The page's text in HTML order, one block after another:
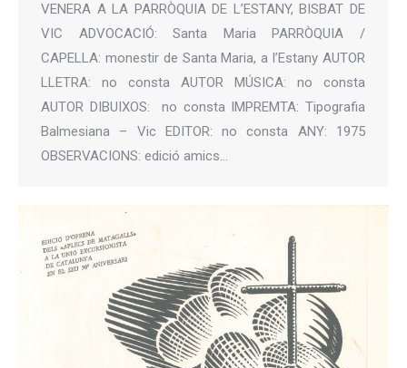
VENERA A LA PARRÒQUIA DE L’ESTANY, BISBAT DE
VIC ADVOCACIÓ: Santa Maria PARRÒQUIA /
CAPELLA: monestir de Santa Maria, a l’Estany AUTOR
LLETRA: no consta AUTOR MÚSICA: no consta
AUTOR DIBUIXOS: no consta IMPREMTA: Tipografia
Balmesiana – Vic EDITOR: no consta ANY: 1975
OBSERVACIONS: edició amics…